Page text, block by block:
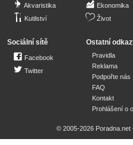
Akvaristika
Kutilství
Ekonomika
Život
Sociální sítě
Facebook
Twitter
Ostatní
Pravidla
Reklama
Podpořte nás
FAQ
Kontakt
Prohlášení o
© 2005-2026 Poradna.net